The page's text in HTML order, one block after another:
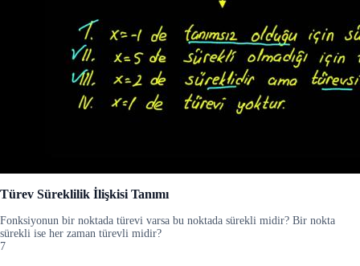
Türev Süreklilik İlişkisi Tanımı
Fonksiyonun bir noktada türevi varsa bu noktada sürekli midir? Bir nokta
sürekli ise her zaman türevli midir?
7